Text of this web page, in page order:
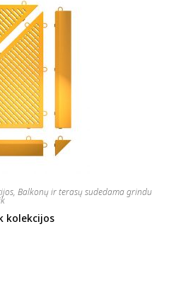
, Balkonų ir terasų sudedama grindu
kolekcijos